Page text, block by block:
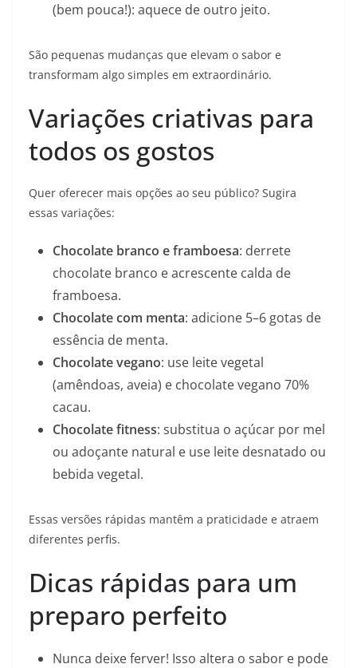
(bem pouca!): aquece de outro jeito.
São pequenas mudanças que elevam o sabor e
transformam algo simples em extraordinário.
Variações criativas para
todos os gostos
Quer oferecer mais opções ao seu público? Sugira
essas variações:
Chocolate branco e framboesa: derrete
chocolate branco e acrescente calda de
framboesa.
Chocolate com menta: adicione 5–6 gotas de
essência de menta.
Chocolate vegano: use leite vegetal
(amêndoas, aveia) e chocolate vegano 70%
cacau.
Chocolate fitness: substitua o açúcar por mel
ou adoçante natural e use leite desnatado ou
bebida vegetal.
Essas versões rápidas mantêm a praticidade e atraem
diferentes perfis.
Dicas rápidas para um
preparo perfeito
Nunca deixe ferver! Isso altera o sabor e pode